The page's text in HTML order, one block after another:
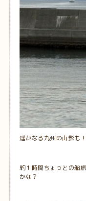
遥かなる九州の山影も！
約１時間ちょっとの船
かな？